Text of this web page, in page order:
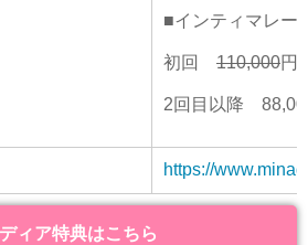
■インティマレー
初回 110,000円
2回目以降
https://
ィア特典はこちら